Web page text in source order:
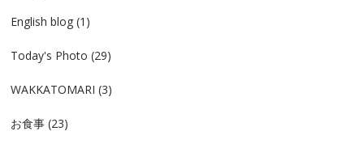
English blog (1)
Today's Photo (29)
WAKKATOMARI (3)
お食事 (23)